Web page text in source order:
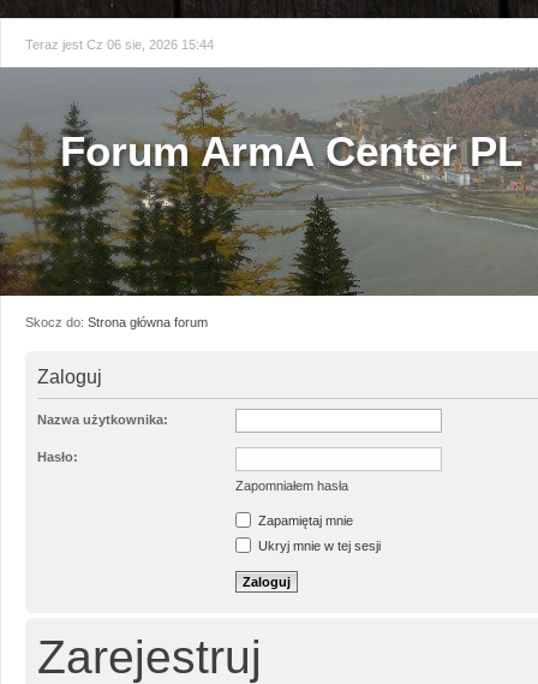
Teraz jest Cz 06 sie, 2026 15:44
Forum ArmA Center PL
Skocz do: Strona główna forum
Zaloguj
Nazwa użytkownika:
Hasło:
Zapomniałem hasła
Zapamiętaj mnie
Ukryj mnie w tej sesji
Zarejestruj